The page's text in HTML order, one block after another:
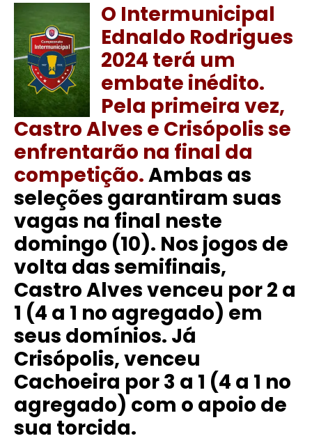
O Intermunicipal
Ednaldo Rodrigues
2024 terá um
embate inédito.
Pela primeira vez,
Castro Alves e Crisópolis se
enfrentarão na final da
competição.Ambas as
seleções garantiram suas
vagas na final neste
domingo (10). Nos jogos de
volta das semifinais,
Castro Alves venceu por 2 a
1 (4 a 1 no agregado) em
seus domínios. Já
Crisópolis, venceu
Cachoeira por 3 a 1 (4 a 1 no
agregado) com o apoio de
sua torcida.